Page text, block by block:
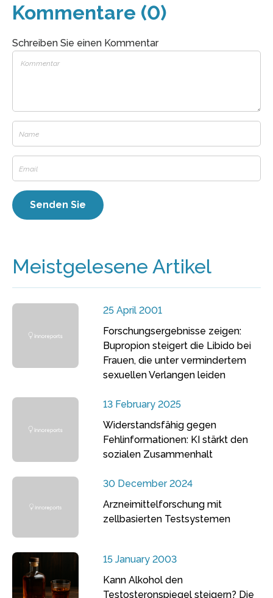
Kommentare (0)
Schreiben Sie einen Kommentar
Meistgelesene Artikel
25 April 2001
Forschungsergebnisse zeigen:
Bupropion steigert die Libido bei
Frauen, die unter vermindertem
sexuellen Verlangen leiden
13 February 2025
Widerstandsfähig gegen
Fehlinformationen: KI stärkt den
sozialen Zusammenhalt
30 December 2024
Arzneimittelforschung mit
zellbasierten Testsystemen
15 January 2003
Kann Alkohol den
Testosteronspiegel steigern? Die